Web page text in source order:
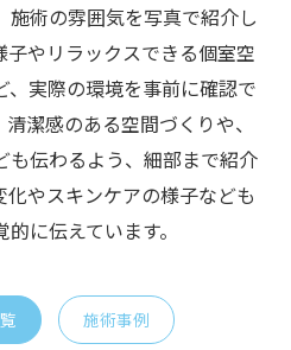
術の雰囲気を写真で紹介し
やリラックスできる個室空
実際の環境を事前に確認で
潔感のある空間づくりや、
も伝わるよう、細部まで紹介
化やスキンケアの様子なども
に伝えています。
施術事例